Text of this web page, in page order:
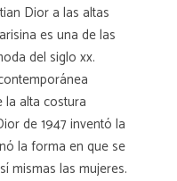
Dior a las altas
es una de las
del siglo xx.
la alta costura
de 1947 inventó la
la forma en que se
mismas las mujeres.